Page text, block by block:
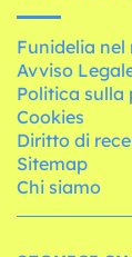
Funidelia nel
Avviso
Politica sulla
Cookies
Diritto di
Sitemap
Chi siamo